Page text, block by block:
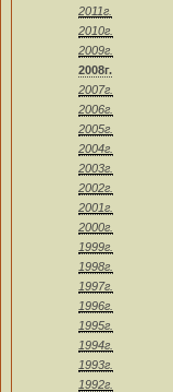
2011г.
2010г.
2009г.
2008г.
2007г.
2006г.
2005г.
2004г.
2003г.
2002г.
2001г.
2000г.
1999г.
1998г.
1997г.
1996г.
1995г.
1994г.
1993г.
1992г.